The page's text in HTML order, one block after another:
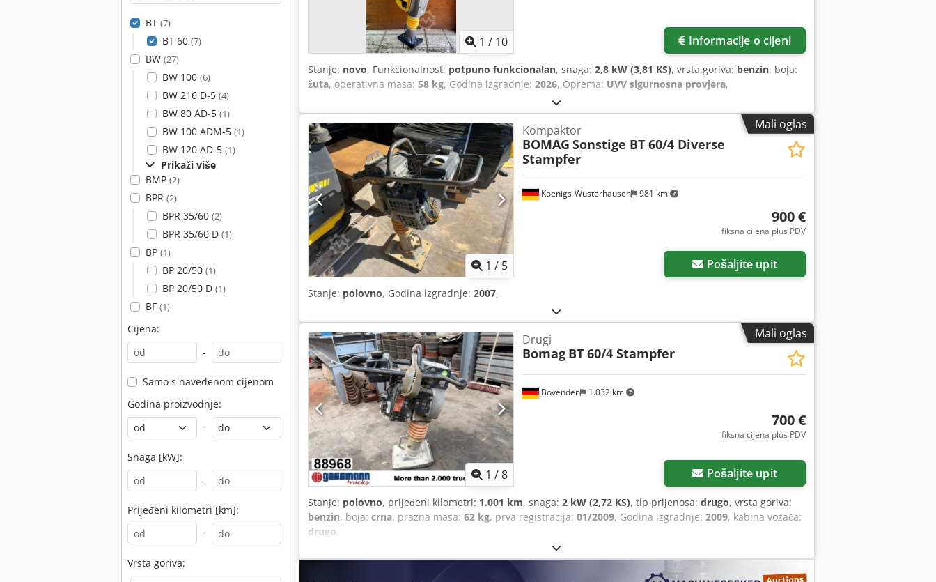
BT (7)
BT 60 (7)
BW (27)
BW 100 (6)
BW 216 D-5 (4)
BW 80 AD-5 (1)
BW 100 ADM-5 (1)
BW 120 AD-5 (1)
Prikaži više
BMP (2)
BPR (2)
BPR 35/60 (2)
BPR 35/60 D (1)
BP (1)
BP 20/50 (1)
BP 20/50 D (1)
BF (1)
Cijena:
-
Samo s navedenom cijenom
Godina proizvodnje:
-
Snaga [kW]:
-
Prijeđeni kilometri [km]:
-
Vrsta goriva:
1 / 10 Informacije o cijeni
Stanje: novo, Funkcionalnost: potpuno funkcionalan, snaga: 2,8 kW (3,81 KS), vrsta goriva: benzin, boja:
žuta, operativna masa: 58 kg, Godina izgradnje: 2026, Oprema: UVV sigurnosna provjera,
Mali oglas
1 / 5
Koenigs-Wusterhausen 981 km
Kompaktor
BOMAG Sonstige BT 60/4 Diverse
Stampfer
900 €
fiksna cijena plus PDV
Pošaljite upit
Stanje: polovno, Godina izgradnje: 2007,
Mali oglas
1 /8
Bovenden 1.032 km
Drugi
Bomag BT 60/4 Stampfer
700 €
fiksna cijena plus PDV
Pošaljite upit
Stanje: polovno, prijeđeni kilometri: 1.001 km, snaga: 2 kW (2,72 KS), tip prijenosa: drugo, vrsta goriva:
benzin, boja: crna, prazna masa: 62 kg, prva registracija: 01/2009, Godina izgradnje: 2009, kabina vozača:
drugo,